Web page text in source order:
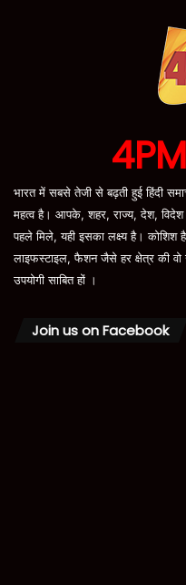
भारत में सबसे तेजी से बढ़ती हुई हिंदी
महत्व है। आपके, शहर, राज्य, देश,
पहले मिले, यही इसका लक्ष्य है। कोशिश
लाइफस्टाइल, फैशन जैसे हर क्षेत्र की
उपयोगी साबित हों ।
Join us on Facebook